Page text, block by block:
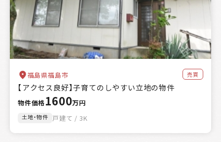
福島県福島市 売買
【アクセス良好】子育てのしやすい立地の物件
物件価格1600万円
土地・物件 戸建て / 3K